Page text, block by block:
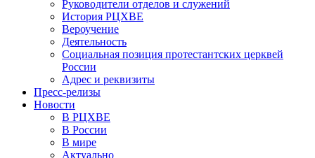
Руководители отделов и служений
История РЦХВЕ
Вероучение
Деятельность
Социальная позиция протестантских церквей
России
Адрес и реквизиты
Пресс-релизы
Новости
В РЦХВЕ
В России
В мире
Актуально